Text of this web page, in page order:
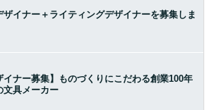
ザイナー＋ライティングデザイナーを募集しま
イナー募集】ものづくりにこだわる創業100年
文具メーカー